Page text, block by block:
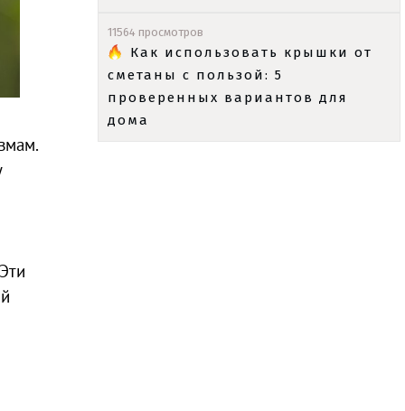
11564 просмотров
Как использовать крышки от
сметаны с пользой: 5
проверенных вариантов для
дома